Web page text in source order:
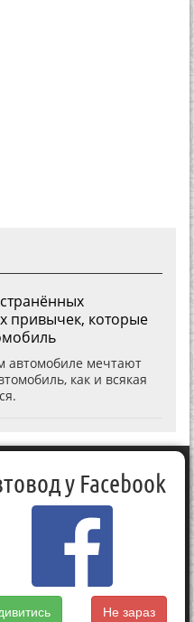
привычек, которые
автомобиле мечтают
как и всякая
у Facebook
Не зараз